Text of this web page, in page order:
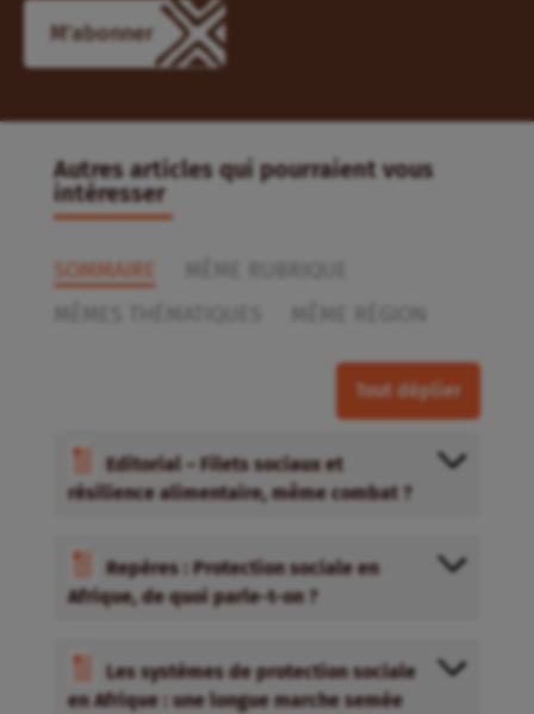
M'abonner
Autres articles qui pourraient vous
intéresser
SOMMAIRE
Tout déplier
Editorial – Filets sociaux et
résilience alimentaire, même combat ?
Repères : Protection sociale en
Afrique, de quoi parle-t-on ?
Les systèmes de protection sociale
en Afrique : une longue marche semée